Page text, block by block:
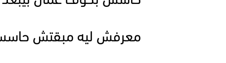
معرفش ليه مبقتش